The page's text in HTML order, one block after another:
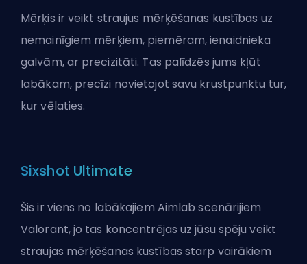
Mērķis ir veikt straujus mērķēšanas kustības uz
nemainīgiem mērķiem, piemēram, ienaidnieka
galvām, ar precizitāti. Tas palīdzēs jums kļūt
labākam, precīzi novietojot savu krustpunktu tur,
kur vēlaties.
Sixshot Ultimate
Šis ir viens no labākajiem Aimlab scenārijiem
Valorant, jo tas koncentrējas uz jūsu spēju veikt
straujas mērķēšanas kustības starp vairākiem